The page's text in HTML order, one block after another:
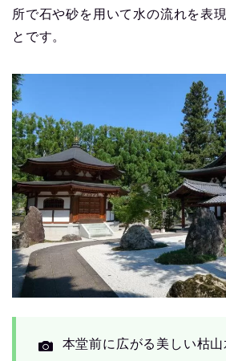
所で石や砂を用いて水の流れを表
とです。
本堂前に広がる美しい枯山